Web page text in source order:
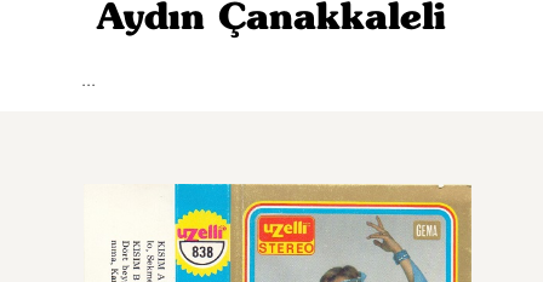
Aydın Çanakkaleli
...